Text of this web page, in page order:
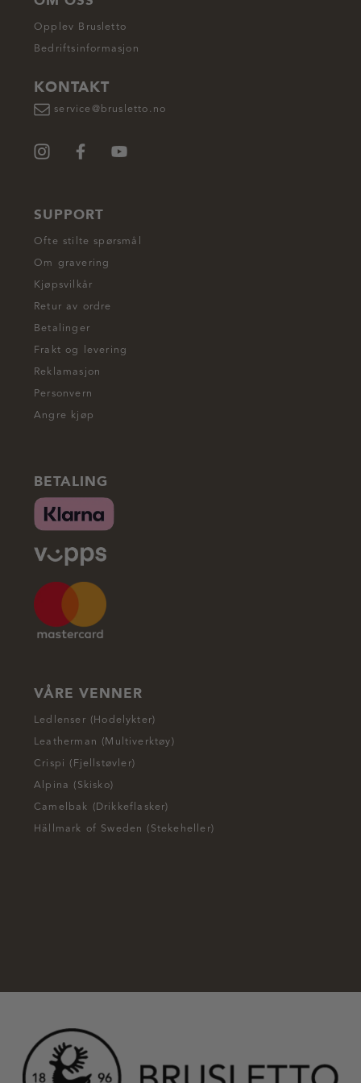
Opplev Brusletto
Bedriftsinformasjon
KONTAKT
service@brusletto.no
SUPPORT
Ofte stilte spørsmål
Om gravering
Kjøpsvilkår
Retur av ordre
Betalinger
Frakt og levering
Reklamasjon
Personvern
Angre kjøp
BETALING
VÅRE VENNER
Ledlenser (Hodelykter)
Leatherman (Multiverktøy)
Crispi (Fjellstøvler)
Alpina (Skisko)
Camelbak (Drikkeflasker)
Hällmark of Sweden (Stekeheller)